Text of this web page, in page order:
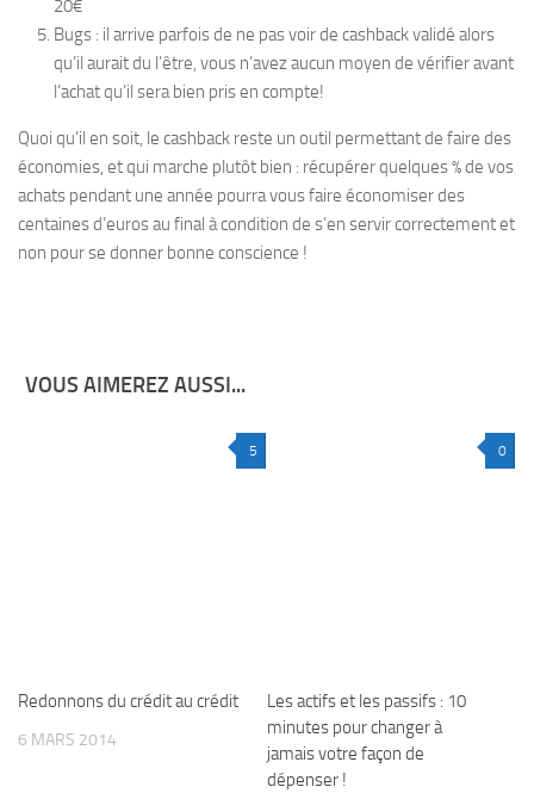
20€
Bugs : il arrive parfois de ne pas voir de cashback validé alors
qu’il aurait du l’être, vous n’avez aucun moyen de vérifier avant
l’achat qu’il sera bien pris en compte!
Quoi qu’il en soit, le cashback reste un outil permettant de faire des
économies, et qui marche plutôt bien : récupérer quelques % de vos
achats pendant une année pourra vous faire économiser des
centaines d’euros au final à condition de s’en servir correctement et
non pour se donner bonne conscience !
VOUS AIMEREZ AUSSI...
5
Redonnons du crédit au crédit
6 MARS 2014
0
Les actifs et les passifs : 10
minutes pour changer à
jamais votre façon de
dépenser !